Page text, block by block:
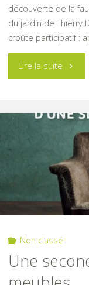
découverte de la
du jardin de Thierry
croûte participatif :
Lire la suite
Non classé
Une